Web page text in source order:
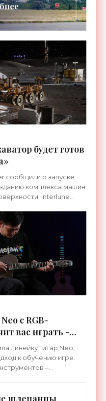
будет готов
сообщили о запуске
комплекса машин
Interlune
с RGB-
вас играть -
линейку гитар Neo,
к обучению игре.
–